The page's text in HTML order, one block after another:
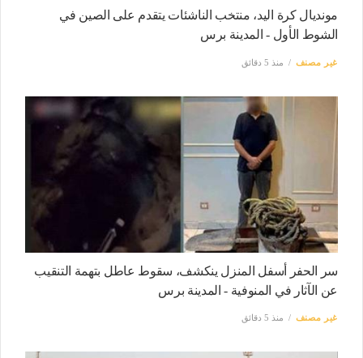
مونديال كرة اليد، منتخب الناشئات يتقدم على الصين في
الشوط الأول - المدينة برس
غير مصنف منذ 5 دقائق
سر الحفر أسفل المنزل ينكشف، سقوط عاطل بتهمة التنقيب
عن الآثار في المنوفية - المدينة برس
غير مصنف منذ 5 دقائق